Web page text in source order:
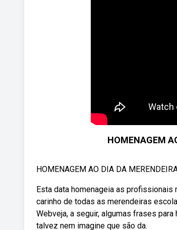
HOMENAGEM
HOMENAGEM AO DIA DA
Esta data homenageia as
carinho de todas as merendeiras
Webveja, a seguir, algumas frases
talvez nem imagine que são da.